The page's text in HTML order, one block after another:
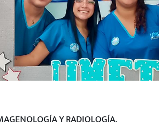
Y RADIOLOGÍA.